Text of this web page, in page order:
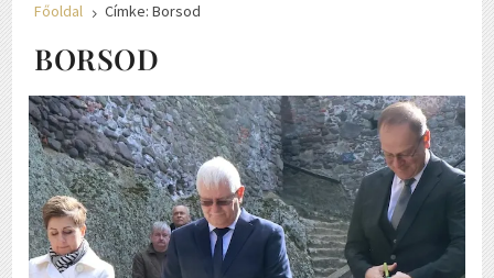
Főoldal 5 Címke: Borsod
BORSOD